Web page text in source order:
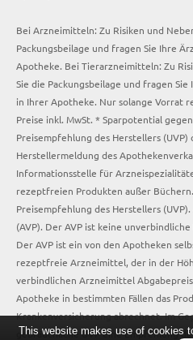
Bei Arzneimitteln: Zu Risiken und
Packungsbeilage und fragen Sie Ihre
Apotheke. Bei Tierarzneimitteln: Zu
Sie die Packungsbeilage und fragen
in Ihrer Apotheke. Nur solange Vorrat
Preise inkl. MwSt. * Sparpotential
Preisempfehlung des Herstellers
Herstellermeldung des
Informationsstelle für
rezeptfreien Produkten außer
Preisempfehlung des Herstellers
(AVP). Der AVP ist keine
Der AVP ist ein von den Apotheken
rezeptfreie Arzneimittel, der in der
verbindlichen Arzneimittel
Apotheke in bestimmten Fällen das
Krankenversicherung abrechnet. Im
gebräuchliche UVP eine Empfehlung
This website makes use of cookies